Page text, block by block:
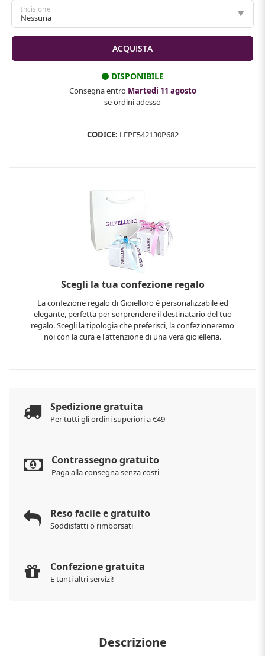
Incisione
DISPONIBILE
Consegna entro Martedi 11 agosto
se ordini adesso
CODICE: LEPE542130P682
Scegli la tua confezione regalo
La confezione regalo di Gioielloro è personalizzabile ed
elegante, perfetta per sorprendere il destinatario del tuo
regalo. Scegli la tipologia che preferisci, la confezioneremo
noi con la cura e l'attenzione di una vera gioielleria.
Spedizione gratuita
Per tutti gli ordini superiori a €49
Contrassegno gratuito
Paga alla consegna senza costi
Reso facile e gratuito
Soddisfatti o rimborsati
Confezione gratuita
E tanti altri servizi!
Descrizione